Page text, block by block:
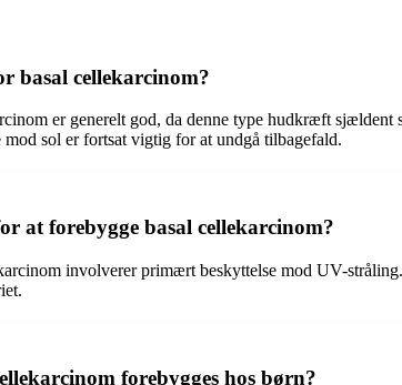
basal cellekarcinom?
er generelt god, da denne type hudkræft
mod sol er fortsat vigtig for at undgå tilbagefald.
at forebygge basal cellekarcinom?
involverer primært beskyttelse mod UV-
forebygges hos børn?